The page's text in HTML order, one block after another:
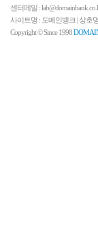
센터메일 :
사이트명 : 도메인뱅크 | 상호
Copyright © Since 1998